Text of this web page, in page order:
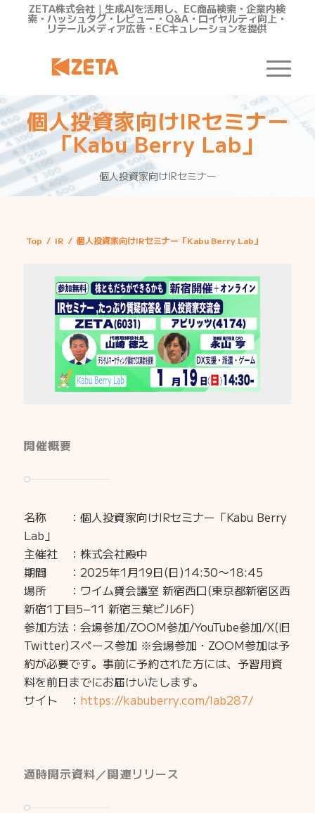
ZETA株式会社｜生成AIを活用し、EC商品検索・企業内検
索・ハッシュタグ・レビュー・Q&A・ロイヤルティ向上・
リテールメディア広告・ECキュレーションを提供
個人投資家向けIRセミナー
「Kabu Berry Lab」
個人投資家向けIRセミナー
Top / IR / 個人投資家向けIRセミナー「Kabu Berry Lab」
開催概要
名称 ：個人投資家向けIRセミナー「Kabu Berry
Lab」
主催社 ：株式会社殿中
期間 ：2025年1月19日(日)14:30〜18:45
場所 ：ワイム貸会議室 新宿西口(東京都新宿区西
新宿1丁目5−11 新宿三葉ビル6F)
参加方法：会場参加/ZOOM参加/YouTube参加/X(旧
Twitter)スペース参加 ※会場参加・ZOOM参加は予
約が必要です。事前に予約された方には、予習用資
料を前日までにお届けいたします。
サイト ： https://kabuberry.com/lab287/
適時開示資料／関連リリース